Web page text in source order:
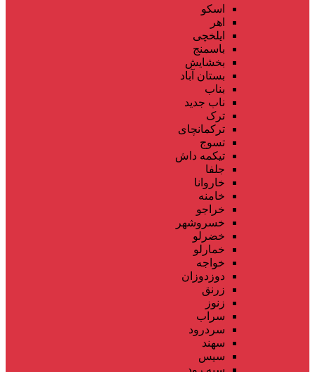
اسکو
اهر
ایلخچی
باسمنج
بخشایش
بستان آباد
بناب
ناب جدید
ترک
ترکمانچای
تسوج
تیکمه داش
جلفا
خاروانا
خامنه
خراجو
خسروشهر
خضرلو
خمارلو
خواجه
دوزدوزان
زرنق
زنوز
سراب
سردرود
سهند
سیس
سیه رود